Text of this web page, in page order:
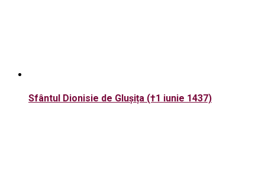
Sfântul Dionisie de Glușița (†1 iunie 1437)